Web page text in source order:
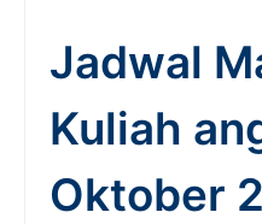
Jadwal
Kuliah
Oktober